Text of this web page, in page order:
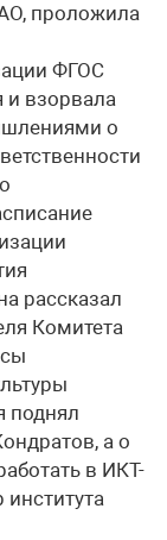
проложила
ФГОС
и взорвала
о
рассказал
Комитета
поднял
а о
в ИКТ-